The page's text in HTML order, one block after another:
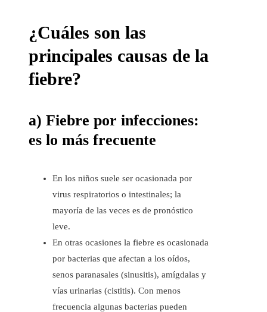
¿Cuáles son las
principales causas de la
fiebre?
a) Fiebre por infecciones:
es lo más frecuente
En los niños suele ser ocasionada por
virus respiratorios o intestinales; la
mayoría de las veces es de pronóstico
leve.
En otras ocasiones la fiebre es ocasionada
por bacterias que afectan a los oídos,
senos paranasales (sinusitis), amígdalas y
vías urinarias (cistitis). Con menos
frecuencia algunas bacterias pueden